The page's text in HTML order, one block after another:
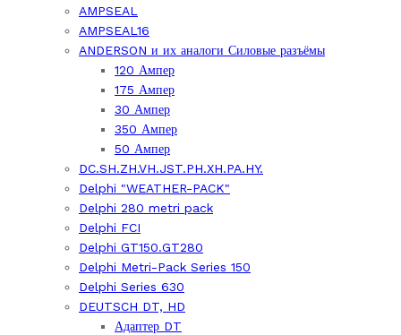
AMPSEAL
AMPSEAL16
ANDERSON и их аналоги Силовые разъёмы
120 Ампер
175 Ампер
30 Ампер
350 Ампер
50 Ампер
DC.SH.ZH.VH.JST.PH.XH.PA.HY.
Delphi "WEATHER-PACK"
Delphi 280 metri pack
Delphi FCI
Delphi GT150.GT280
Delphi Metri-Pack Series 150
Delphi Series 630
DEUTSCH DT, HD
Адаптер DT